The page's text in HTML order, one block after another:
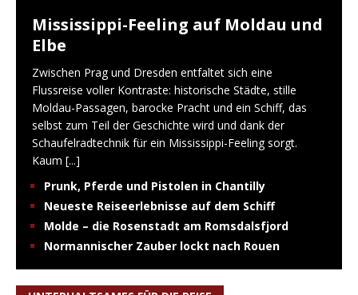
Mississippi-Feeling auf Moldau und
Elbe
Zwischen Prag und Dresden entfaltet sich eine
Flussreise voller Kontraste: historische Städte, stille
Moldau-Passagen, barocke Pracht und ein Schiff, das
selbst zum Teil der Geschichte wird und dank der
Schaufelradtechnik für ein Mississippi-Feeling sorgt.
Kaum [...]
Prunk, Pferde und Pistolen in Chantilly
Neueste Reiseerlebnisse auf dem Schiff
Molde – die Rosenstadt am Romsdalsfjord
Normannischer Zauber lockt nach Rouen